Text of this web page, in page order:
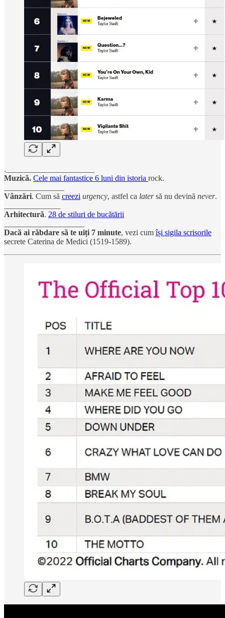
.______________________
Muzică. Cele mai fantastice 6 luni din istoria rock.
Vânzări. Cum să creezi urgency, astfel ca latersă nu devină never.
Arhitectură. 28 de stiluri de bucătării
Dacă ai răbdare să te uiți 7 minute, vezi cumîși sigila scrisorile
secrete Caterina de Medici (1519-1589).